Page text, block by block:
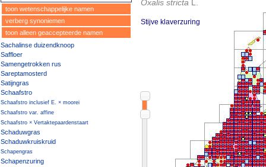
toon wetenschappelijke namen
verberg synoniemen
toon alleen geaccepteerde namen
Sachalinse duizendknoop
Saffloer
Samengetrokken rus
Sareptamosterd
Satijngras
Schaafstro
Schaafstro inclusief E. × moorei
Schaafstro var. affine
Schaafstro × Vertaktepaardenstaart
Schaduwgras
Schaduwkruiskruid
Schapengras
Schapenzuring
Oxalis stricta L.
Stijve klaverzuring